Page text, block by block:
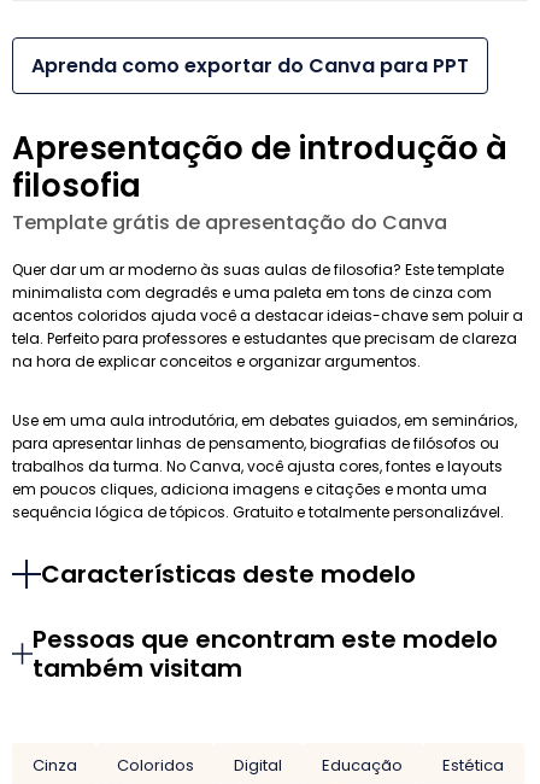
Aprenda como exportar do Canva para PPT
Apresentação de introdução à
filosofia
Template grátis de apresentação do Canva
Quer dar um ar moderno às suas aulas de filosofia? Este template
minimalista com degradês e uma paleta em tons de cinza com
acentos coloridos ajuda você a destacar ideias-chave sem poluir a
tela. Perfeito para professores e estudantes que precisam de clareza
na hora de explicar conceitos e organizar argumentos.
Use em uma aula introdutória, em debates guiados, em seminários,
para apresentar linhas de pensamento, biografias de filósofos ou
trabalhos da turma. No Canva, você ajusta cores, fontes e layouts
em poucos cliques, adiciona imagens e citações e monta uma
sequência lógica de tópicos. Gratuito e totalmente personalizável.
Características deste modelo
Pessoas que encontram este modelo
também visitam
Cinza Coloridos Digital Educação
Estética